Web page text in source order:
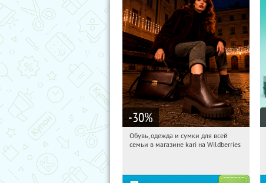
-30%
19:23:18
Получи первым!
Обувь, одежда и сумки для всей
семьи в магазине kari на Wildberries